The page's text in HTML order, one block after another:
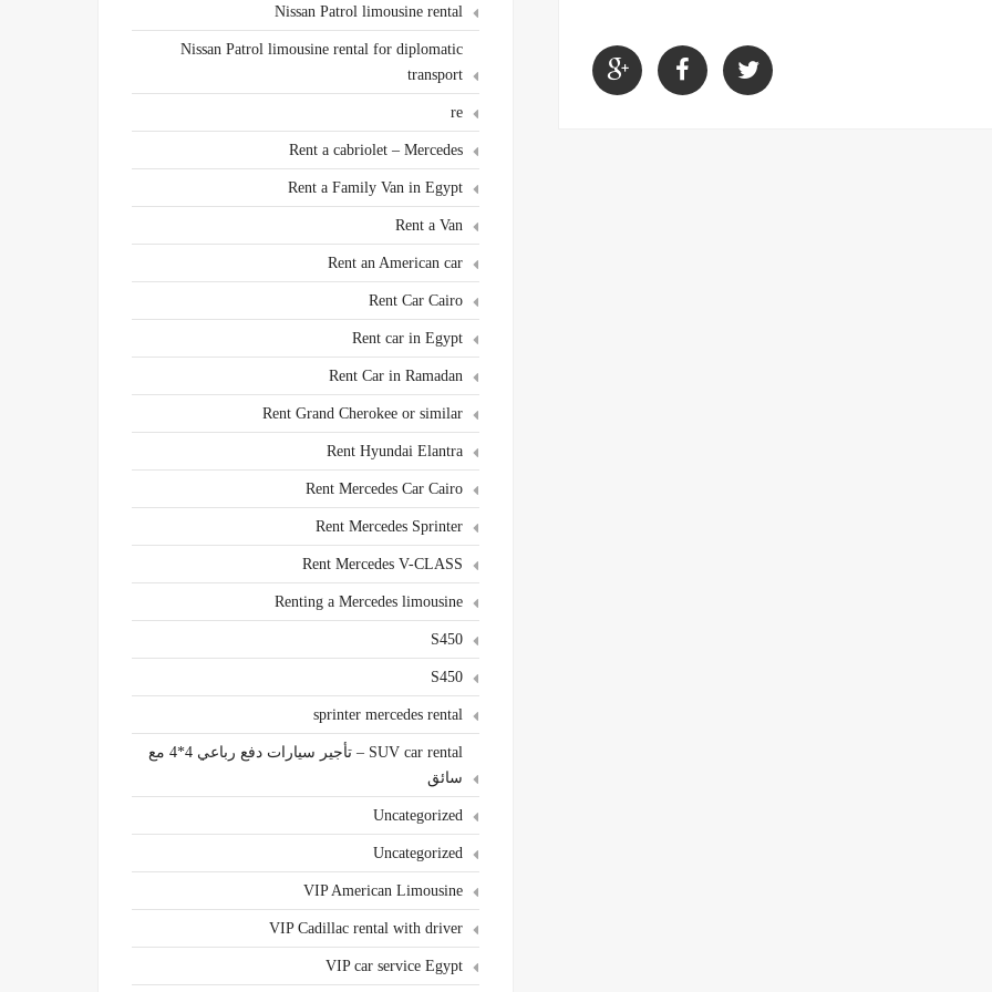
Nissan Patrol limousine rental
Nissan Patrol limousine rental for diplomatic
transport
re
Rent a cabriolet – Mercedes
Rent a Family Van in Egypt
Rent a Van
Rent an American car
Rent Car Cairo
Rent car in Egypt
Rent Car in Ramadan
Rent Grand Cherokee or similar
Rent Hyundai Elantra
Rent Mercedes Car Cairo
Rent Mercedes Sprinter
Rent Mercedes V-CLASS
Renting a Mercedes limousine
S450
S450
sprinter mercedes rental
SUV car rental – تأجير سيارات دفع رباعي 4*4 مع
سائق
Uncategorized
Uncategorized
VIP American Limousine
VIP Cadillac rental with driver
VIP car service Egypt